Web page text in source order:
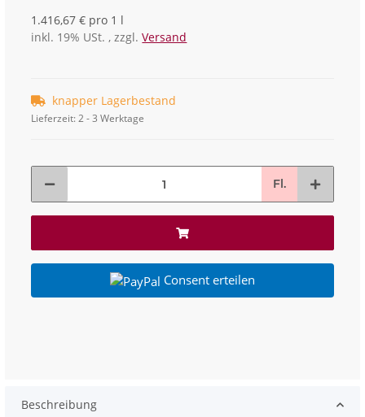
1.416,67 € pro 1 l
inkl. 19% USt. , zzgl.Versand
knapper Lagerbestand
Lieferzeit:2 - 3 Werktage
Fl.
Consent erteilen
Beschreibung